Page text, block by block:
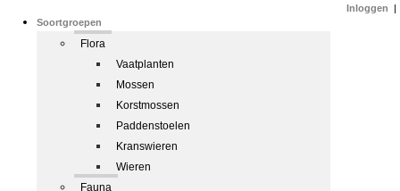
Soortgroepen
Flora
Vaatplanten
Mossen
Korstmossen
Paddenstoelen
Kranswieren
Wieren
Fauna
Inloggen |